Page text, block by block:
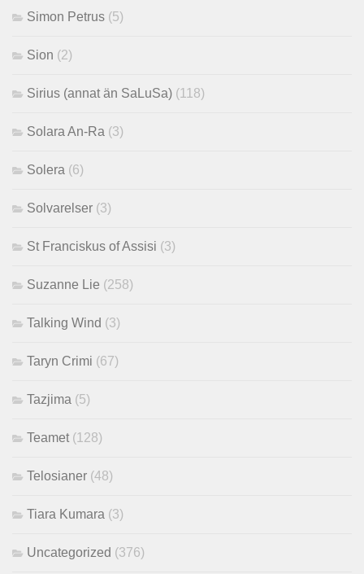
Simon Petrus (5)
Sion (2)
Sirius (annat än SaLuSa) (118)
Solara An-Ra (3)
Solera (6)
Solvarelser (3)
St Franciskus of Assisi (3)
Suzanne Lie (258)
Talking Wind (3)
Taryn Crimi (67)
Tazjima (5)
Teamet (128)
Telosianer (48)
Tiara Kumara (3)
Uncategorized (376)